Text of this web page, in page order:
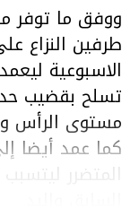
ووفق ما توفر
طرفين النزاع
الاسبوعية
تسلح بقضيب
مستوى الرأس
كما عمد أيضا
المتضرر